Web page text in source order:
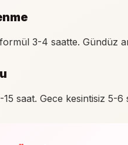
3-4 saatte. Gündüz
15 saat. Gece kesintisiz 5-6